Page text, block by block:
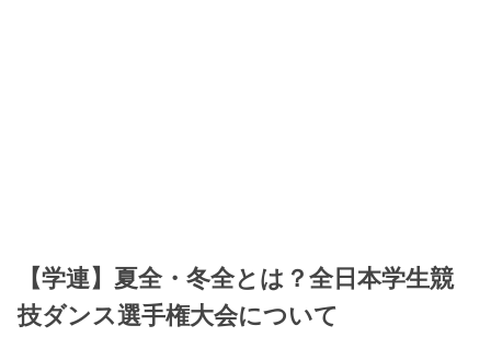
【学連】夏全・冬全とは？全日本学生競
技ダンス選手権大会について